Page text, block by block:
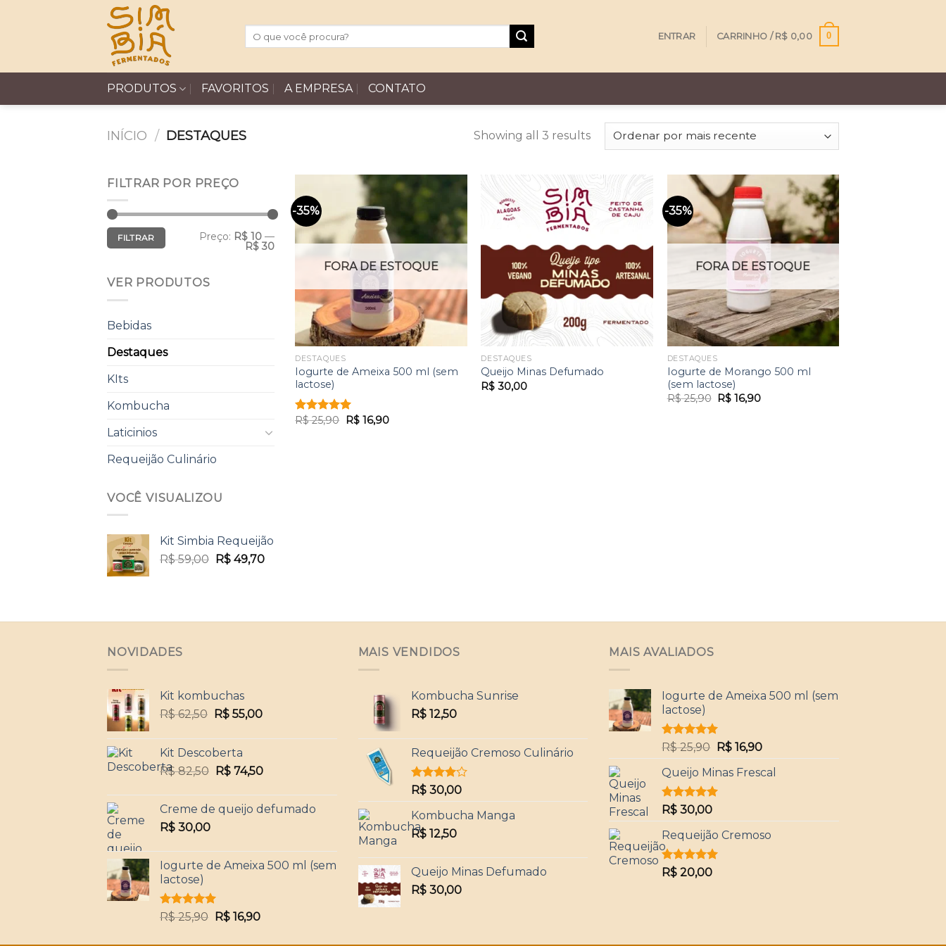
ENTRAR CARRINHO / R$ 0,00 0
PRODUTOS FAVORITOS A EMPRESA CONTATO
INÍCIO / DESTAQUES Showing all 3 results
FILTRAR POR PREÇO
Preço
mínimo
Preço
máximo
FILTRAR Preço: R$ 10—
R$ 30
VER PRODUTOS
Bebidas
Destaques
KIts
Kombucha
Laticinios
Requeijão Culinário
VOCÊ VISUALIZOU
Kit Simbia Requeijão
R$59,00 O
R$49,70O
-35%
Favoritar
FORA DE ESTOQUE
DESTAQUES
Iogurte de Ameixa 500 ml (sem
lactose)
Avaliação
R$25,90 O
preço
R$16,90O
DESTAQUES
Queijo Minas Defumado
R$ 30,00
-35%
Favoritar
FORA DE ESTOQUE
DESTAQUES
Iogurte de Morango 500 ml
(sem lactose)
R$25,90 O
preço
R$16,90O
NOVIDADES
Kit kombuchas
R$62,50 O
original
era:
R$ 62,50.
R$55,00O
atual
R$ 55,00.
Kit Descoberta
R$82,50 O
original
era:
R$74,50O
atual
é:
Creme de queijo defumado
R$ 30,00
Iogurte de Ameixa 500 ml (sem
lactose)
Avaliação
de 5
R$25,90 O
R$16,90O
MAIS VENDIDOS
Kombucha Sunrise
R$12,50
Requeijão Cremoso Culinário
Avaliação
4.00de
5
R$30,00
Kombucha Manga
R$12,50
Queijo Minas Defumado
R$30,00
MAIS AVALIADOS
Iogurte de Ameixa 500 ml (sem
lactose)
Avaliação
5.00de 5
R$25,90 O
preço
original
era:
R$ 16,90O
preço
atual
Queijo Minas Frescal
Avaliação
5.00de 5
R$ 30,00
Requeijão Cremoso
Avaliação
de 5
R$ 20,00